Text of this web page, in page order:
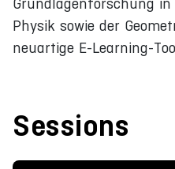
Physik sowie der
neuartige E-Learning-
Sessions